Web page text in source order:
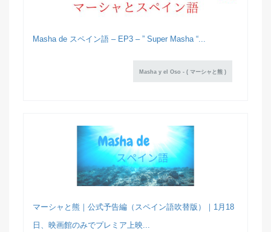
Masha de スペイン語 – EP3 – ” Super Masha “...
Masha y el Oso - ( マーシャと熊 )
マーシャと熊｜公式予告編（スペイン語吹替版）｜1月18
日、映画館のみでプレミア上映...